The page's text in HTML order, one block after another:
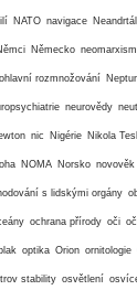
NATO navigace
Německo
rozmnožování
neurovědy
nic Nigérie Nikola
NOMA Norsko novověk
s lidskými orgány
ochrana přírody oči
optika Orion ornitologie
stability osvětlení